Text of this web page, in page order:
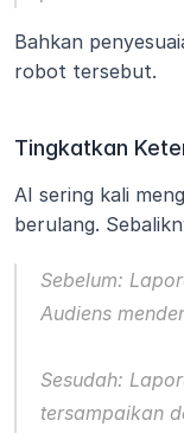
Bahkan
robot tersebut.
Tingkatkan
AI sering kali
berulang.
Sebelum:
Audiens
Sesudah:
tersampaikan